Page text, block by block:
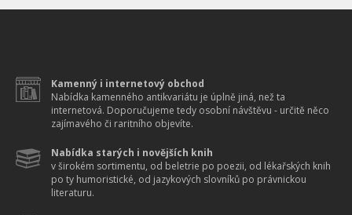
Kamenný i internetový obchod
Nabídka kamenného antikvariátu je úplně jiná, než ta
internetová. Doporučujeme tedy osobní návštěvu - určitě něco
zajímavého či raritního objevíte.
Nabídka starých i novějších knih
v širokém sortimentu, od beletrie po poezii, od lékařských knih
po ty humoristické, od jazykových slovníků po právnickou
literaturu.